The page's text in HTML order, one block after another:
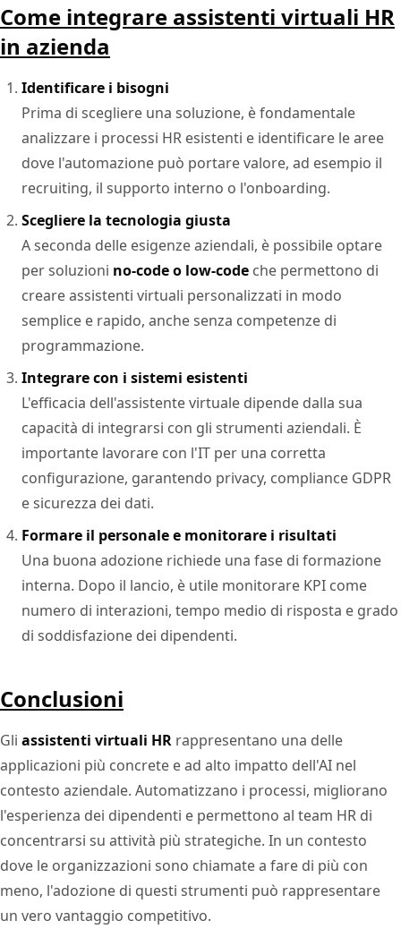
Come integrare assistenti virtuali HR
in azienda
Identificare i bisogni
Prima di scegliere una soluzione, è fondamentale
analizzare i processi HR esistenti e identificare le aree
dove l'automazione può portare valore, ad esempio il
recruiting, il supporto interno o l'onboarding.
Scegliere la tecnologia giusta
A seconda delle esigenze aziendali, è possibile optare
per soluzioni no-code o low-code che permettono di
creare assistenti virtuali personalizzati in modo
semplice e rapido, anche senza competenze di
programmazione.
Integrare con i sistemi esistenti
L'efficacia dell'assistente virtuale dipende dalla sua
capacità di integrarsi con gli strumenti aziendali. È
importante lavorare con l'IT per una corretta
configurazione, garantendo privacy, compliance GDPR
e sicurezza dei dati.
Formare il personale e monitorare i risultati
Una buona adozione richiede una fase di formazione
interna. Dopo il lancio, è utile monitorare KPI come
numero di interazioni, tempo medio di risposta e grado
di soddisfazione dei dipendenti.
Conclusioni
Gli assistenti virtuali HR rappresentano una delle
applicazioni più concrete e ad alto impatto dell'AI nel
contesto aziendale. Automatizzano i processi, migliorano
l'esperienza dei dipendenti e permettono al team HR di
concentrarsi su attività più strategiche. In un contesto
dove le organizzazioni sono chiamate a fare di più con
meno, l'adozione di questi strumenti può rappresentare
un vero vantaggio competitivo.